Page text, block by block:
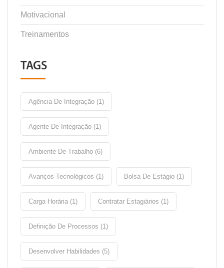
Motivacional
Treinamentos
TAGS
Agência De Integração (1)
Agente De Integração (1)
Ambiente De Trabalho (6)
Avanços Tecnológicos (1) Bolsa De Estágio (1)
Carga Horária (1) Contratar Estagiários (1)
Definição De Processos (1)
Desenvolver Habilidades (5)